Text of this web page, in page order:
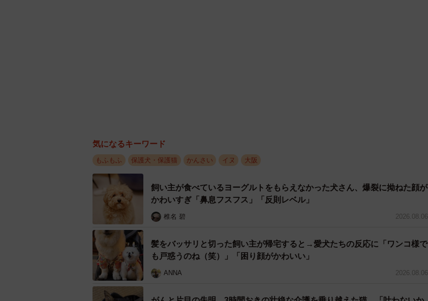
気になるキーワード
もふもふ 保護犬・保護猫 かんさい イヌ 大阪
飼い主が食べているヨーグルトをもらえなかった犬さん、爆裂に拗ねた顔が
かわいすぎ「鼻息フスフス」「反則レベル」
椎名 碧 2026.08.06
髪をバッサリと切った飼い主が帰宅すると→愛犬たちの反応に「ワンコ様で
も戸惑うのね（笑）」「困り顔がかわいい」
ANNA 2026.08.06